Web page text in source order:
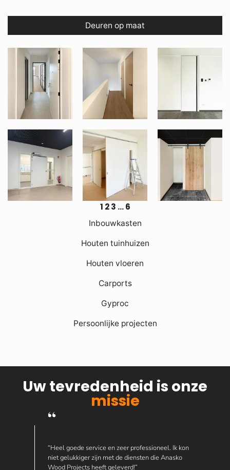
Deuren op maat
Inbouwkasten
Houten tuinhuizen
Houten vloeren
Carports
Gyproc
Persoonlijke projecten
1 2 3 … 6
Uw tevredenheid is onze
missie
“Heel goede service en zeer professioneel. Ik kon
niet gelukkiger zijn met de diensten die Anasko
Wood Projects heeft geleverd!”